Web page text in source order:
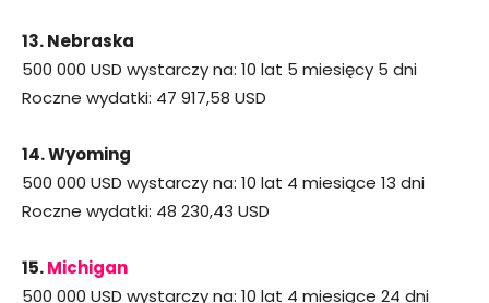
13. Nebraska
500 000 USD wystarczy na: 10 lat 5 miesięcy 5 dni
Roczne wydatki: 47 917,58 USD
14. Wyoming
500 000 USD wystarczy na: 10 lat 4 miesiące 13 dni
Roczne wydatki: 48 230,43 USD
15.Michigan
500 000 USD wystarczy na: 10 lat 4 miesiące 24 dni